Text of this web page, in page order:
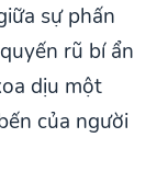
sự phấn
rũ bí ẩn
dịu một
của người